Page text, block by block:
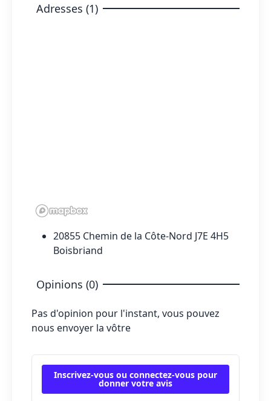
Adresses (1)
20855 Chemin de la Côte-Nord J7E 4H5
Boisbriand
Opinions (0)
Pas d'opinion pour l'instant, vous pouvez
nous envoyer la vôtre
Inscrivez-vous ou connectez-vous pour
donner votre avis